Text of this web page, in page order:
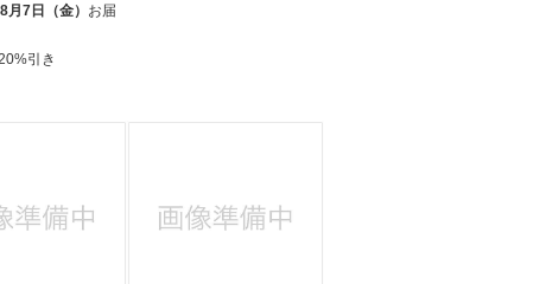
8月7日（金） お届
引き